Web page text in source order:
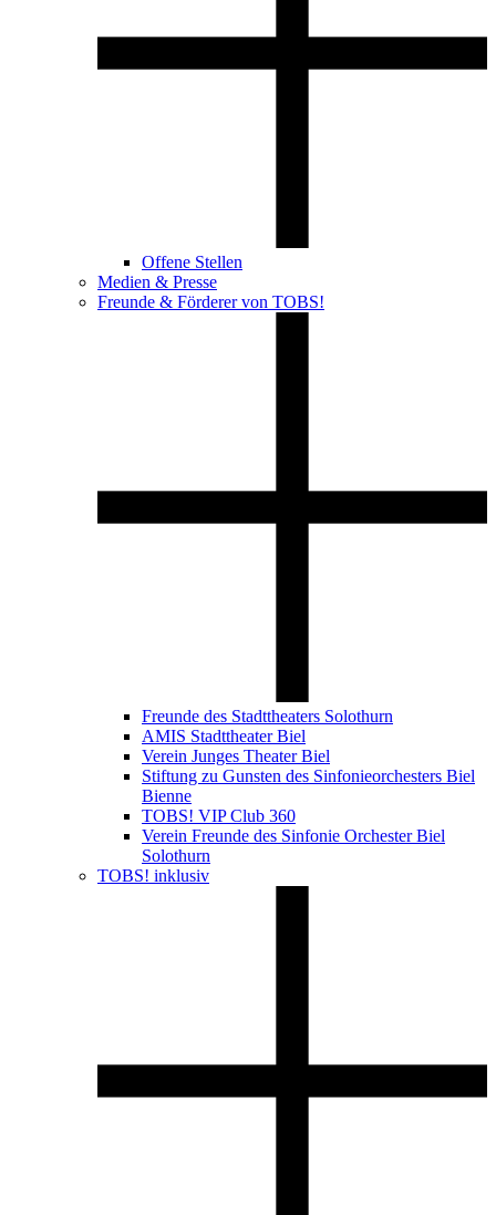
Offene Stellen
Medien & Presse
Freunde & Förderer von TOBS!
Freunde des Stadttheaters Solothurn
AMIS Stadttheater Biel
Verein Junges Theater Biel
Stiftung zu Gunsten des Sinfonieorchesters Biel
Bienne
TOBS! VIP Club 360
Verein Freunde des Sinfonie Orchester Biel
Solothurn
TOBS! inklusiv